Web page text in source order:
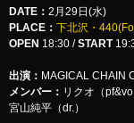
DATE ： 2月29日(水)
PLACE ： 下北沢・
OPEN 18:30 /START
出演： MAGICAL CHAIN
メンバー： リクオ（
宮山純平（dr.）